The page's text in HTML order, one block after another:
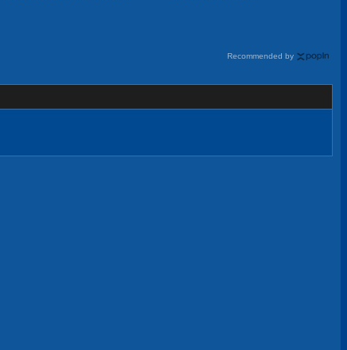
Recommended by